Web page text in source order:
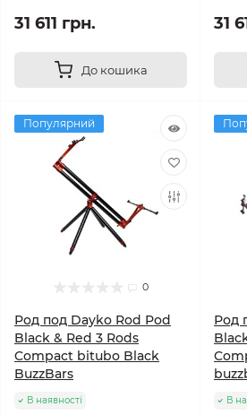
31 611 грн.
До кошика
31
Популярний
0
Род под Dayko Rod Pod
Black & Red 3 Rods
Compact bitubo Black
BuzzBars
В наявності
Род
В